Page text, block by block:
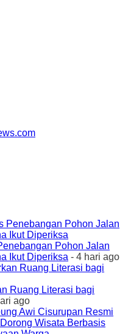
Pohon Jalan
Ikut Diperiksa - 4 hari ago
Ruang Literasi bagi
ago